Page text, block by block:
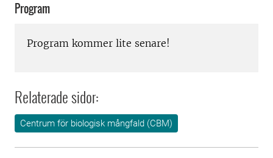
Program
Program kommer lite senare!
Relaterade sidor:
Centrum för biologisk mångfald (CBM)